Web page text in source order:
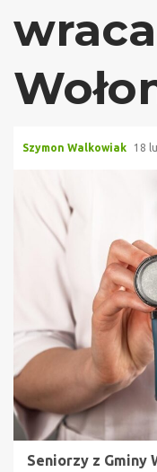
Szymon Walkowiak 18
Seniorzy z Gminy